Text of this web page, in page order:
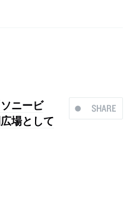
SHARE
ニービ
場として